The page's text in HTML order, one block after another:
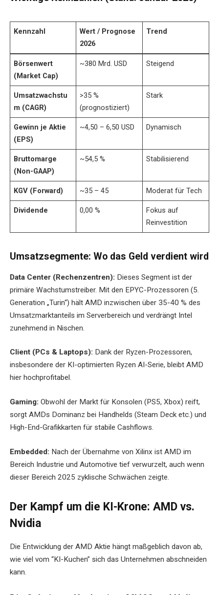
Kennzahl
Wert / Prognose
2026
Trend
Börsenwert
(Market Cap)
~380 Mrd. USD Steigend
Umsatzwachstu
m (CAGR)
>35 %
(prognostiziert)
Stark
Gewinn je Aktie
(EPS)
~4,50 – 6,50 USD Dynamisch
Bruttomarge
(Non-GAAP)
~54,5 % Stabilisierend
KGV (Forward) ~35 – 45 Moderat für Tech
Dividende 0,00 %
Fokus auf
Reinvestition
Umsatzsegmente: Wo das Geld verdient wird
Data Center (Rechenzentren): Dieses Segment ist der
primäre Wachstumstreiber. Mit den EPYC-Prozessoren (5.
Generation „Turin“) hält AMD inzwischen über 35-40 % des
Umsatzmarktanteils im Serverbereich und verdrängt Intel
zunehmend in Nischen.
Client (PCs & Laptops): Dank der Ryzen-Prozessoren,
insbesondere der KI-optimierten Ryzen AI-Serie, bleibt AMD
hier hochprofitabel.
Gaming: Obwohl der Markt für Konsolen (PS5, Xbox) reift,
sorgt AMDs Dominanz bei Handhelds (Steam Deck etc.) und
High-End-Grafikkarten für stabile Cashflows.
Embedded: Nach der Übernahme von Xilinx ist AMD im
Bereich Industrie und Automotive tief verwurzelt, auch wenn
dieser Bereich 2025 zyklische Schwächen zeigte.
Der Kampf um die KI-Krone: AMD vs.
Nvidia
Die Entwicklung der AMD Aktie hängt maßgeblich davon ab,
wie viel vom “KI-Kuchen” sich das Unternehmen abschneiden
kann.